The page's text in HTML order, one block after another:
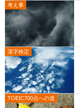
考え事
漢字検定
TOEIC700点への道